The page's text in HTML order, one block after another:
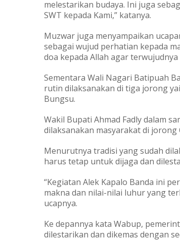
melestarikan budaya. Ini juga
SWT kepada Kami,” katanya.
Muzwar juga menyampaikan
sebagai wujud perhatian kepada
doa kepada Allah agar
Sementara Wali Nagari Batipuah
rutin dilaksanakan di tiga jorong
Bungsu.
Wakil Bupati Ahmad Fadly dalam
dilaksanakan masyarakat di
Menurutnya tradisi yang sudah
harus tetap untuk dijaga dan
“Kegiatan Alek Kapalo Banda ini
makna dan nilai-nilai luhur yang
ucapnya.
Ke depannya kata Wabup,
dilestarikan dan dikemas dengan